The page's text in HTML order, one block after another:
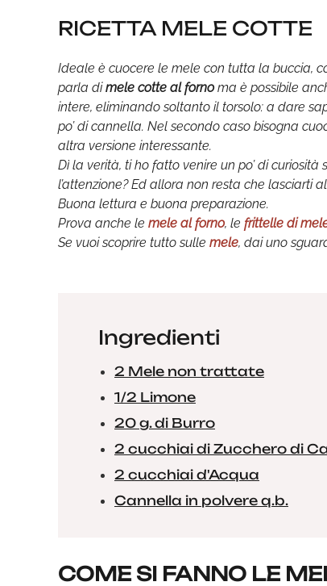
RICETTA MELE COTTE
Ideale è cuocere le mele con tutta la buccia,
parla dimele cotte al fornoma è possibile
intere, eliminando soltanto il torsolo: a dare
po’ di cannella. Nel secondo caso bisogna
altra versione interessante.
Dì la verità, ti ho fatto venire un po’ di
l’attenzione? Ed allora non resta che lasciarti
Buona lettura e buona preparazione.
Prova anche le mele al forno, le frittelle di
Se vuoi scoprire tutto sulle mele, dai uno
Ingredienti
2 Mele non trattate
1/2 Limone
20 g. di Burro
2 cucchiai di Zucchero di
2 cucchiai d'Acqua
Cannella in polvere q.b.
COME SI FANNO LE